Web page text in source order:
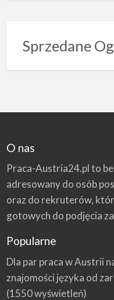
Sprzedane
O nas
Praca-Austria24.pl to
adresowany do osób
oraz do rekruterów,
gotowych do podjęcia
Popularne
Dla par praca w Austrii
znajomości języka od
(1550 wyświetleń)